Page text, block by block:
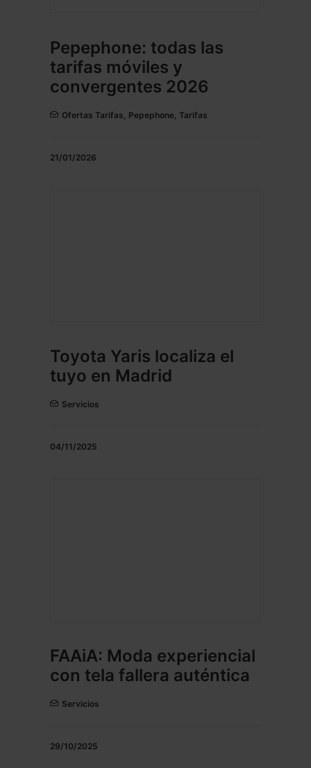
Pepephone: todas las
tarifas móviles y
convergentes 2026
Ofertas Tarifas, Pepephone, Tarifas
21/01/2026
Toyota Yaris localiza el
tuyo en Madrid
Servicios
04/11/2025
FAAiA: Moda experiencial
con tela fallera auténtica
Servicios
29/10/2025